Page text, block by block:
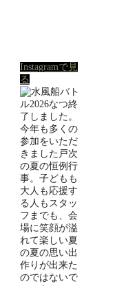
Instagramで見
る